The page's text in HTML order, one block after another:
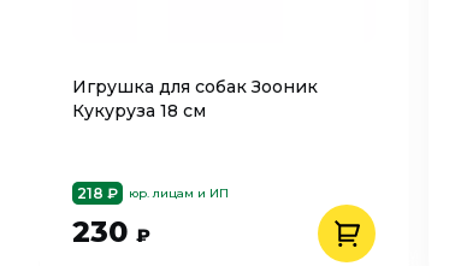
Игрушка для собак Зооник
Кукуруза 18 см
218 ₽ юр. лицам и ИП
230 ₽